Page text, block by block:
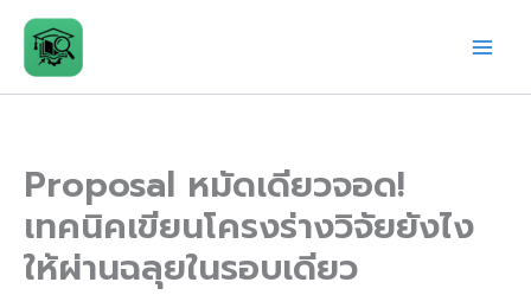
content
Proposal หมัดเดียวจอด!
เทคนิคเขียนโครงร่างวิจัยยังไง
ให้ผ่านฉลุยในรอบเดียว